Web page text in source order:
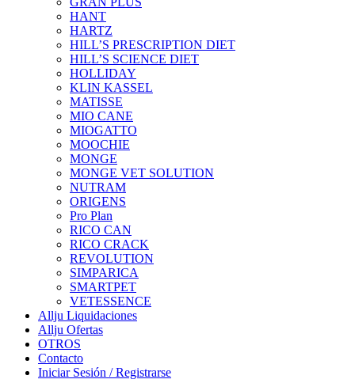
HANT
HARTZ
HILL’S PRESCRIPTION DIET
HILL’S SCIENCE DIET
HOLLIDAY
KLIN KASSEL
MATISSE
MIO CANE
MIOGATTO
MOOCHIE
MONGE
MONGE VET SOLUTION
NUTRAM
ORIGENS
Pro Plan
RICO CAN
RICO CRACK
REVOLUTION
SIMPARICA
SMARTPET
VETESSENCE
Allju Liquidaciones
Allju Ofertas
OTROS
Contacto
Iniciar Sesión / Registrarse